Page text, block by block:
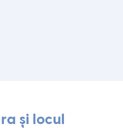
și locul